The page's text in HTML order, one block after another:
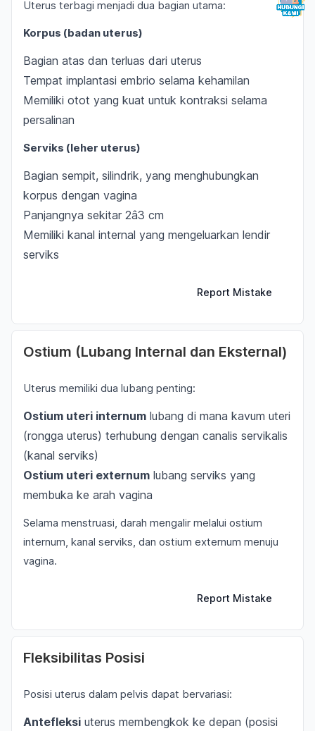
Uterus terbagi menjadi dua bagian utama:
Korpus (badan uterus)
Bagian atas dan terluas dari uterus
Tempat implantasi embrio selama kehamilan
Memiliki otot yang kuat untuk kontraksi selama
persalinan
Serviks (leher uterus)
Bagian sempit, silindrik, yang menghubungkan
korpus dengan vagina
Panjangnya sekitar 2â3 cm
Memiliki kanal internal yang mengeluarkan lendir
serviks
Report Mistake
Ostium (Lubang Internal dan Eksternal)
Uterus memiliki dua lubang penting:
Ostium uteri internum lubang di mana kavum uteri
(rongga uterus) terhubung dengan canalis servikalis
(kanal serviks)
Ostium uteri externum lubang serviks yang
membuka ke arah vagina
Selama menstruasi, darah mengalir melalui ostium
internum, kanal serviks, dan ostium externum menuju
vagina.
Report Mistake
Fleksibilitas Posisi
Posisi uterus dalam pelvis dapat bervariasi:
Antefleksi uterus membengkok ke depan (posisi